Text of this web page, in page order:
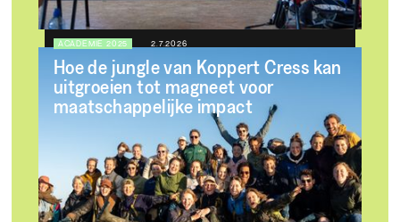
ACADEMIE 2025 2.7.2026
Hoe de jungle van Koppert Cress kan
uitgroeien tot magneet voor
maatschappelijke impact